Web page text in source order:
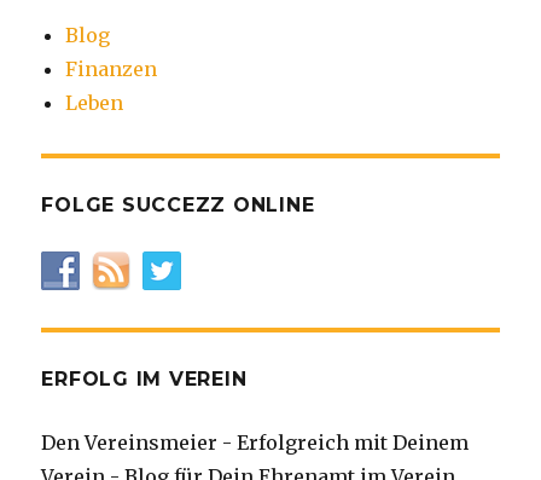
Blog
Finanzen
Leben
FOLGE SUCCEZZ ONLINE
ERFOLG IM VEREIN
Den Vereinsmeier - Erfolgreich mit Deinem